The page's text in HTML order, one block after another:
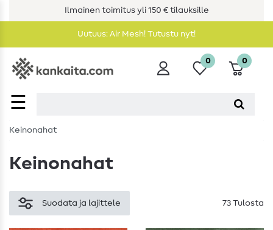
Ilmainen toimitus yli 150 € tilauksille
Uutuus: Air Mesh! Tutustu nyt!
☰
0 0
Keinonahat
Keinonahat
Suodata ja lajittele 73 Tulosta